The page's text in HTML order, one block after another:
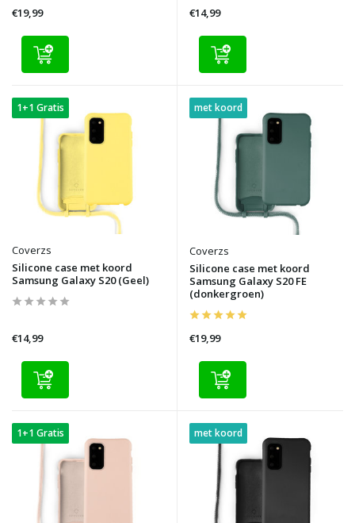
€19,99 €14,99
1+1 Gratis
Coverzs
Silicone case met koord
Samsung Galaxy S20 (Geel)
€14,99
met koord
Coverzs
Silicone case met koord
Samsung Galaxy S20 FE
(donkergroen)
€19,99
1+1 Gratis met koord